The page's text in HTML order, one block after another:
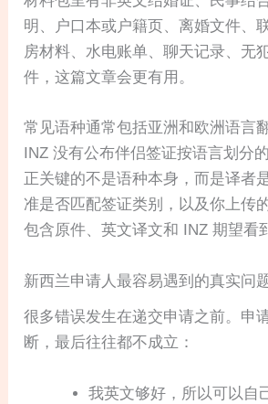
明、户口本或户籍页、离婚文件、
房材料、水电账单、聊天记录、无
件，这篇文章会更有用。
常见语种通常包括亚洲和欧洲语言
INZ 没有公布伴侣签证按语言划分
正关键的不是语种本身，而是译者
准是否匹配签证类别，以及你上传
包含原件、英文译文和 INZ 期望看
新西兰申请人最容易遇到的真实问
很多错误发生在递交申请之前。申
断，最后往往都不成立：
我英文够好，所以可以自